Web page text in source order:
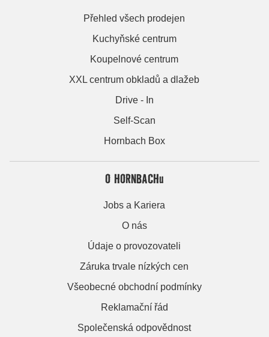
Přehled všech prodejen
Kuchyňské centrum
Koupelnové centrum
XXL centrum obkladů a dlažeb
Drive - In
Self-Scan
Hornbach Box
O HORNBACHu
Jobs a Kariera
O nás
Údaje o provozovateli
Záruka trvale nízkých cen
Všeobecné obchodní podmínky
Reklamační řád
Společenská odpovědnost